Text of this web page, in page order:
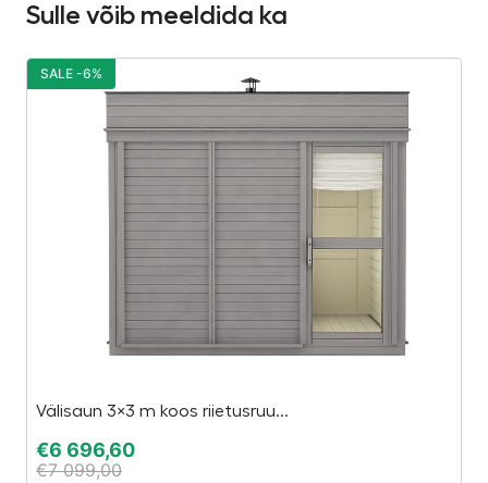
Sulle võib meeldida ka
Välisaun 3×3 m koos riietusruu...
€6 696,60
€7 099,00
SALE -6%